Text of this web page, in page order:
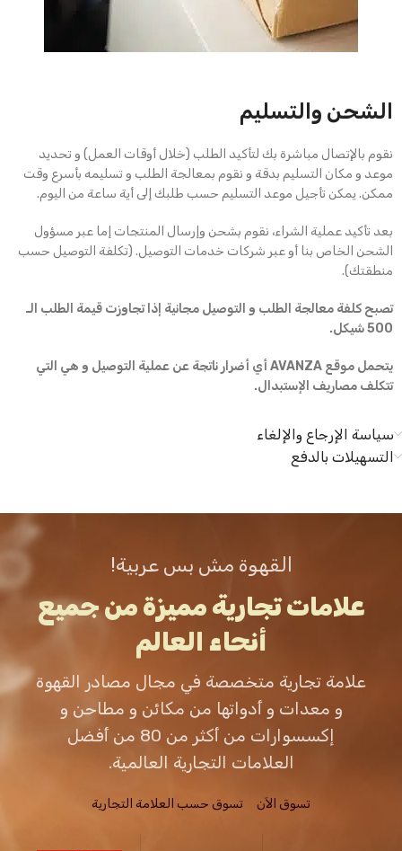
الشحن والتسليم
نقوم بالإتصال مباشرة بك لتأكيد الطلب (خلال أوقات العمل) و تحديد
موعد و مكان التسليم بدقة و نقوم بمعالجة الطلب و تسليمه بأسرع وقت
ممكن. يمكن تأجيل موعد التسليم حسب طلبك إلى أية ساعة من اليوم.
بعد تأكيد عملية الشراء، نقوم بشحن وإرسال المنتجات إما عبر مسؤول
الشحن الخاص بنا أو عبر شركات خدمات التوصيل. (تكلفة التوصيل حسب
منطقتك).
تصبح كلفة معالجة الطلب و التوصيل مجانية إذا تجاوزت قيمة الطلب الـ
500 شيكل.
يتحمل موقع AVANZA أي أضرار ناتجة عن عملية التوصيل و هي التي
تتكلف مصاريف الإستبدال.
سياسة الإرجاع والإلغاء
التسهيلات بالدفع
القهوة مش بس عربية!
علامات تجارية مميزة من جميع
أنحاء العالم
علامة تجارية متخصصة في مجال مصادر القهوة
و معدات و أدواتها من مكائن و مطاحن و
إكسسوارات من أكثر من 80 من أفضل
العلامات التجارية العالمية.
تسوق الاَن تسوق حسب العلامة التجارية